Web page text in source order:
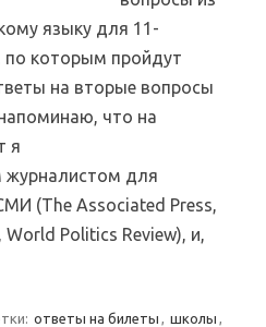
языку для 11-
по которым пройдут
на вторые вопросы
что на
я
журналистом для
(The Associated Press,
Politics Review), и,
ответы на билеты , школы ,